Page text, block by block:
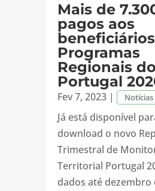
Mais de
pagos aos
Programas
Regionais do
Portugal
Fev 7, 2023| Notícias
Já está disponível
download o novo
Trimestral de
Territorial Portugal
dados até dezembro